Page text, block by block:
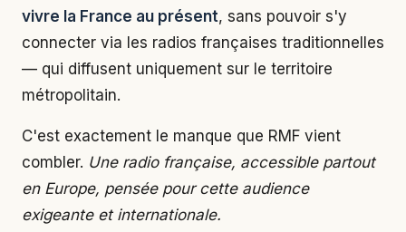
vivre la France au présent, sans pouvoir s'y
connecter via les radios françaises traditionnelles
— qui diffusent uniquement sur le territoire
métropolitain.
C'est exactement le manque que RMF vient
combler. Une radio française, accessible partout
en Europe, pensée pour cette audience
exigeante et internationale.